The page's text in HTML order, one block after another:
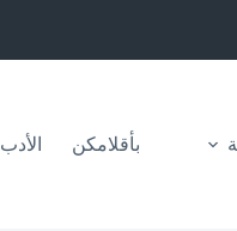
بأقلامكن الأدب